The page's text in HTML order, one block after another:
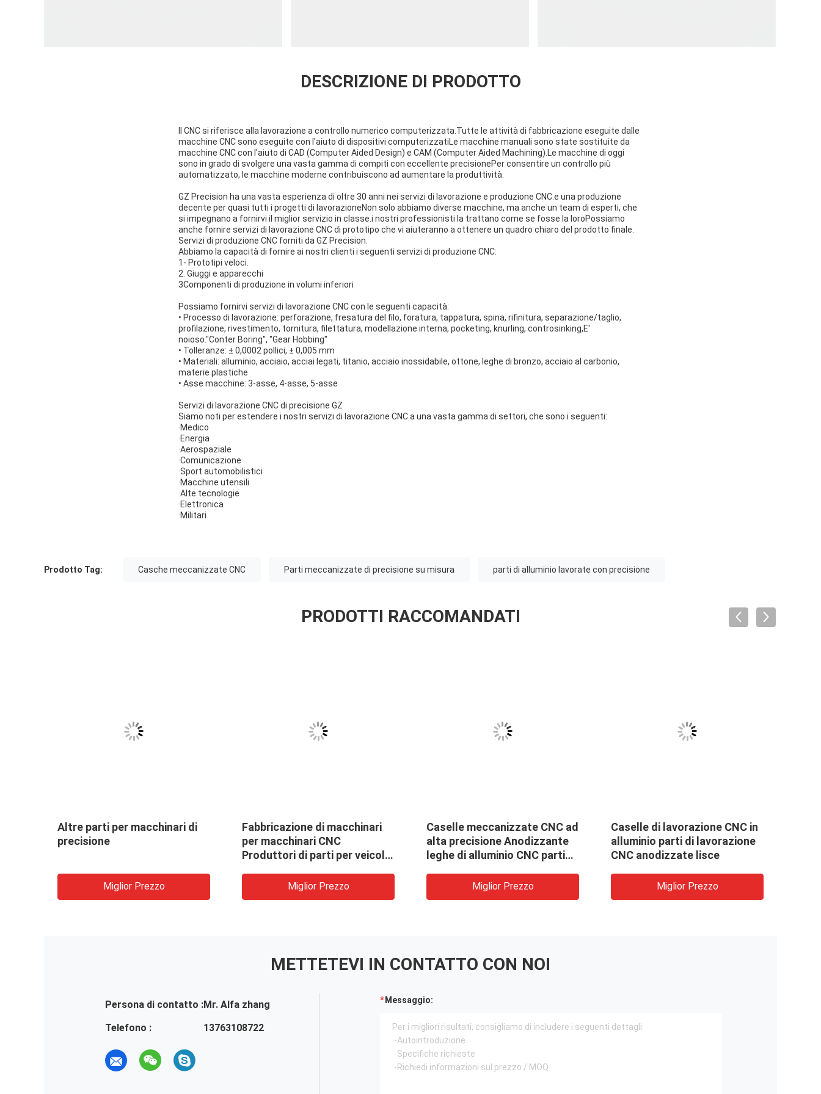
DESCRIZIONE DI PRODOTTO
Il CNC si riferisce alla lavorazione a controllo numerico computerizzata.Tutte le attività di fabbricazione eseguite dalle
macchine CNC sono eseguite con l'aiuto di dispositivi computerizzatiLe macchine manuali sono state sostituite da
macchine CNC con l'aiuto di CAD (Computer Aided Design) e CAM (Computer Aided Machining).Le macchine di oggi
sono in grado di svolgere una vasta gamma di compiti con eccellente precisionePer consentire un controllo più
automatizzato, le macchine moderne contribuiscono ad aumentare la produttività.
GZ Precision ha una vasta esperienza di oltre 30 anni nei servizi di lavorazione e produzione CNC.e una produzione
decente per quasi tutti i progetti di lavorazioneNon solo abbiamo diverse macchine, ma anche un team di esperti, che
si impegnano a fornirvi il miglior servizio in classe.i nostri professionisti la trattano come se fosse la loroPossiamo
anche fornire servizi di lavorazione CNC di prototipo che vi aiuteranno a ottenere un quadro chiaro del prodotto finale.
Servizi di produzione CNC forniti da GZ Precision.
Abbiamo la capacità di fornire ai nostri clienti i seguenti servizi di produzione CNC:
1- Prototipi veloci.
2. Giuggi e apparecchi
3Componenti di produzione in volumi inferiori
Possiamo fornirvi servizi di lavorazione CNC con le seguenti capacità:
• Processo di lavorazione: perforazione, fresatura del filo, foratura, tappatura, spina, rifinitura, separazione/taglio,
profilazione, rivestimento, tornitura, filettatura, modellazione interna, pocketing, knurling, controsinking,E'
noioso."Conter Boring", "Gear Hobbing"
• Tolleranze: ± 0,0002 pollici, ± 0,005 mm
• Materiali: alluminio, acciaio, acciai legati, titanio, acciaio inossidabile, ottone, leghe di bronzo, acciaio al carbonio,
materie plastiche
• Asse macchine: 3-asse, 4-asse, 5-asse
Servizi di lavorazione CNC di precisione GZ
Siamo noti per estendere i nostri servizi di lavorazione CNC a una vasta gamma di settori, che sono i seguenti:
·Medico
·Energia
·Aerospaziale
·Comunicazione
·Sport automobilistici
·Macchine utensili
·Alte tecnologie
·Elettronica
·Militari
Prodotto Tag: Casche meccanizzate CNC Parti meccanizzate di precisione su misura parti di alluminio lavorate con precisione
PRODOTTI RACCOMANDATI
Altre parti per macchinari di
precisione
Miglior Prezzo
Fabbricazione di macchinari
per macchinari CNC
Produttori di parti per veicoli
Miglior Prezzo
Caselle meccanizzate CNC ad
alta precisione Anodizzante
leghe di alluminio CNC parti
Miglior Prezzo
Caselle di lavorazione CNC in
alluminio parti di lavorazione
CNC anodizzate lisce
Miglior Prezzo
METTETEVI IN ​​CONTATTO CON NOI
Persona di contatto :Mr. Alfa zhang
Telefono :
13763108722
Messaggio: